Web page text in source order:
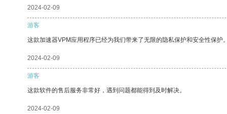
2024-02-09
游客
这款加速器VPM应用程序已经为我们带来了无限的隐私保护和安全性保护
2024-02-09
游客
这款软件的售后服务非常好，遇到问题都能得到及时解决。
2024-02-09